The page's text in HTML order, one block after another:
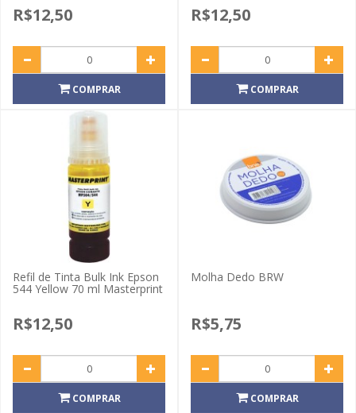
R$12,50
COMPRAR
R$12,50
COMPRAR
Refil de Tinta Bulk Ink Epson
544 Yellow 70 ml Masterprint
R$12,50
COMPRAR
Molha Dedo BRW
R$5,75
COMPRAR